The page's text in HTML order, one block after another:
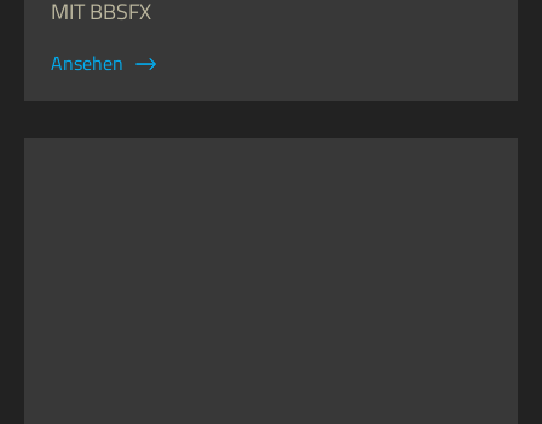
MIT BBSFX
Ansehen